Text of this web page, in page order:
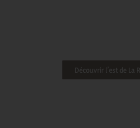
Découvrir l’est de La